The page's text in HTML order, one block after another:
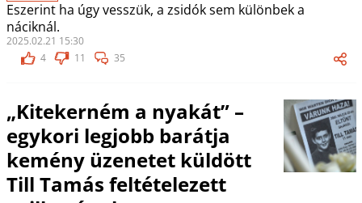
Eszerint ha úgy vesszük, a zsidók sem különbek a
náciknál.
2025.02.21 15:30
4
11 35
„Kitekerném a nyakát” –
egykori legjobb barátja
kemény üzenetet küldött
Till Tamás feltételezett